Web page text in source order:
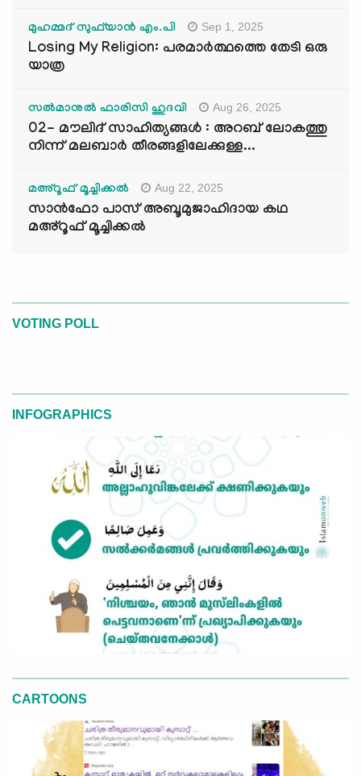
മുഹമ്മദ് സുഫ്‌യാൻ എം.പി Sep 1, 2025
Losing My Religion: പരമാർത്ഥത്തെ തേടി ഒരു
യാത്ര
സൽമാനുൽ ഫാരിസി ഹുദവി Aug 26, 2025
02- മൗലിദ് സാഹിത്യങ്ങൾ : അറബ് ലോകത്തു
നിന്ന് മലബാർ തീരങ്ങളിലേക്കുള്ള...
മഅ്റൂഫ് മൂച്ചിക്കല്‍ Aug 22, 2025
സാൻഫോ പാസ് അബൂമുജാഹിദായ കഥ
മഅ്റൂഫ് മൂച്ചിക്കല്‍
VOTING POLL
INFOGRAPHICS
CARTOONS